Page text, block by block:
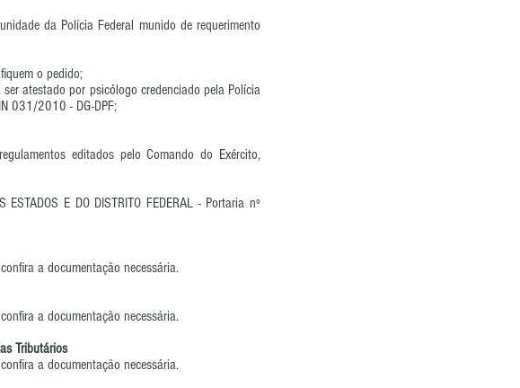
da Polícia Federal munido de requerimento
o pedido;
atestado por psicólogo credenciado pela Polícia
031/2010 - DG-DPF;
editados pelo Comando do Exército,
ESTADOS E DO DISTRITO FEDERAL - Portaria nº
a documentação necessária.
a documentação necessária.
Tributários
a documentação necessária.